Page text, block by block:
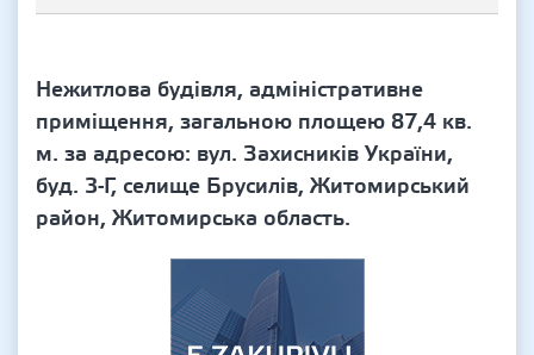
Нежитлова будівля, адміністративне
приміщення, загальною площею 87,4 кв.
м. за адресою: вул. Захисників України,
буд. 3-Г, селище Брусилів, Житомирський
район, Житомирська область.